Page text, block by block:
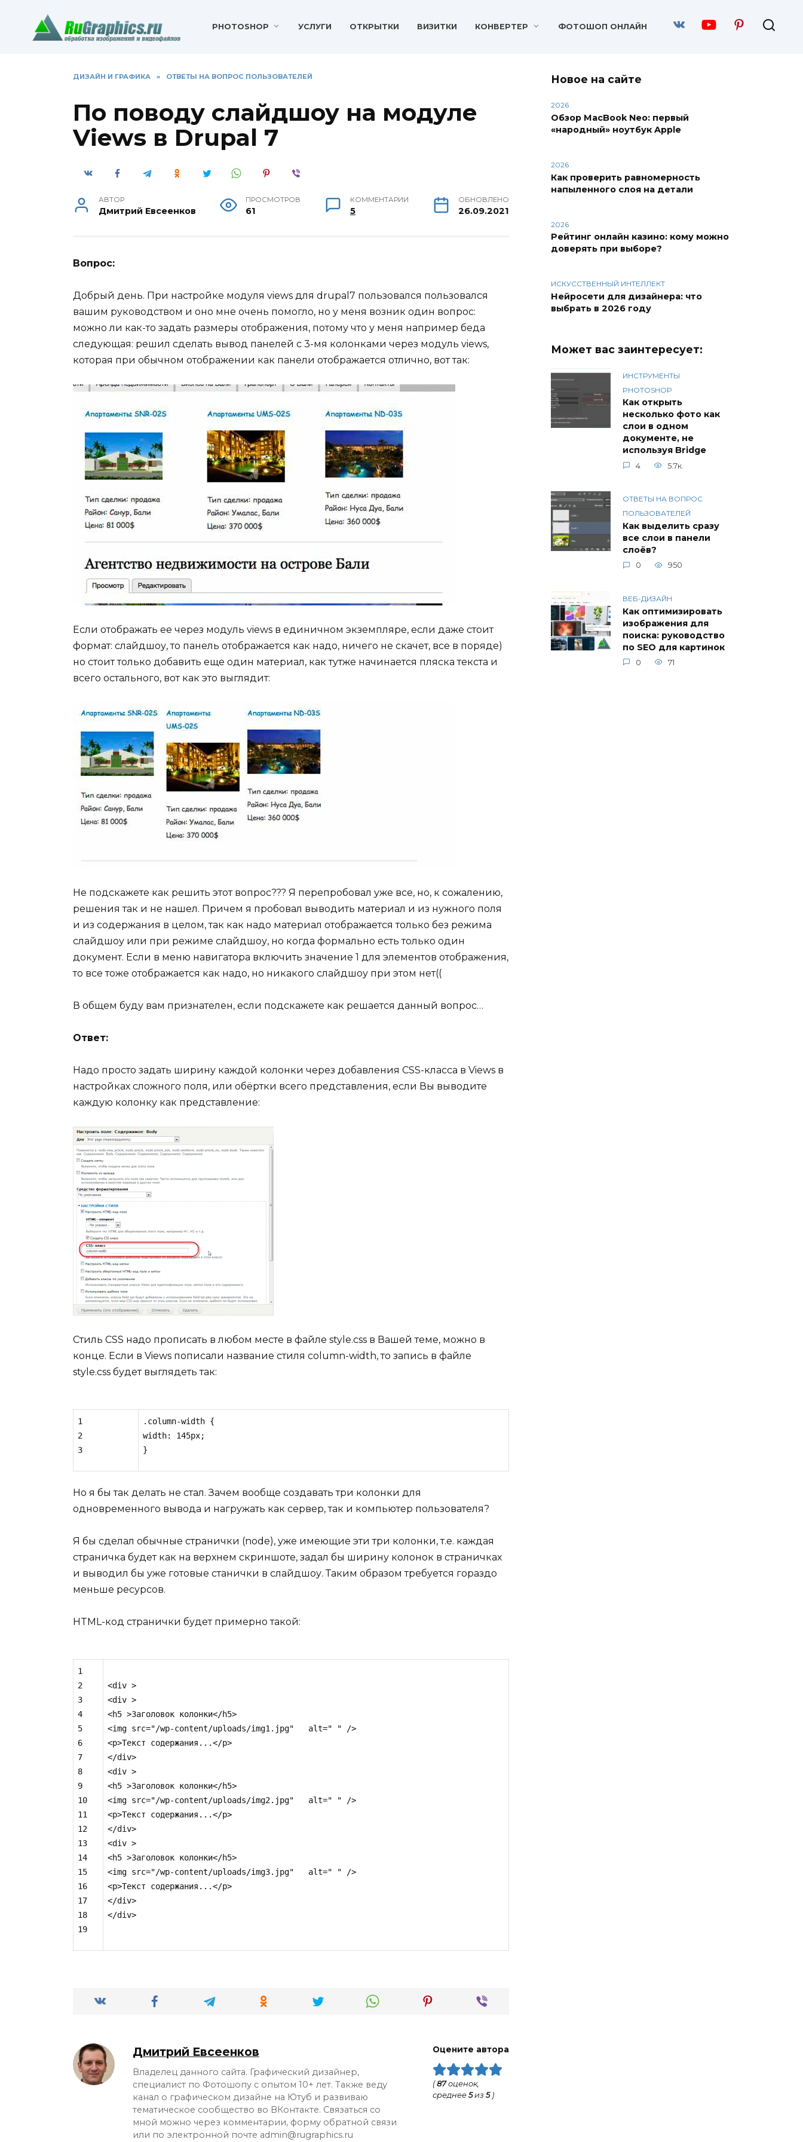
содержанию
PHOTOSHOP УСЛУГИ ОТКРЫТКИ ВИЗИТКИ КОНВЕРТЕР ФОТОШОП ОНЛАЙН
ДИЗАЙН И ГРАФИКА » ОТВЕТЫ НА ВОПРОС ПОЛЬЗОВАТЕЛЕЙ
По поводу слайдшоу на модуле
Views в Drupal 7
АВТОР
Дмитрий Евсеенков
ПРОСМОТРОВ
61
КОММЕНТАРИИ
5
ОБНОВЛЕНО
26.09.2021
Вопрос:
Добрый день. При настройке модуля views для drupal7 пользовался пользовался
вашим руководством и оно мне очень помогло, но у меня возник один вопрос:
можно ли как-то задать размеры отображения, потому что у меня например беда
следующая: решил сделать вывод панелей с 3-мя колонками через модуль views,
которая при обычном отображении как панели отображается отлично, вот так:
Если отображать ее через модуль views в единичном экземпляре, если даже стоит
формат: слайдшоу, то панель отображается как надо, ничего не скачет, все в поряде)
но стоит только добавить еще один материал, как тутже начинается пляска текста и
всего остального, вот как это выглядит:
Не подскажете как решить этот вопрос??? Я перепробовал уже все, но, к сожалению,
решения так и не нашел. Причем я пробовал выводить материал и из нужного поля
и из содержания в целом, так как надо материал отображается только без режима
слайдшоу или при режиме слайдшоу, но когда формально есть только один
документ. Если в меню навигатора включить значение 1 для элементов отображения,
то все тоже отображается как надо, но никакого слайдшоу при этом нет((
В общем буду вам признателен, если подскажете как решается данный вопрос…
Ответ:
Надо просто задать ширину каждой колонки через добавления CSS-класса в Views в
настройках сложного поля, или обёртки всего представления, если Вы выводите
каждую колонку как представление:
Стиль CSS надо прописать в любом месте в файле style.css в Вашей теме, можно в
конце. Если в Views пописали название стиля column-width, то запись в файле
style.css будет выглядеть так:
1
2
.column-width {
width: 145px;
}
Но я бы так делать не стал. Зачем вообще создавать три колонки для
одновременного вывода и нагружать как сервер, так и компьютер пользователя?
Я бы сделал обычные странички (node), уже имеющие эти три колонки, т.е. каждая
страничка будет как на верхнем скриншоте, задал бы ширину колонок в страничках
и выводил бы уже готовые станички в слайдшоу. Таким образом требуется гораздо
меньше ресурсов.
HTML-код странички будет примерно такой:
1
2
3
4
5
6
7
8
9
10
11
12
13
14
15
16
17
18
<div >
<div >
<h5 >Заголовок колонки</h5>
<img src="/wp-content/uploads/img1.jpg"   alt=" " />
<p>Текст содержания...</p>
</div>
<div >
<h5 >Заголовок колонки</h5>
<img src="/wp-content/uploads/img2.jpg"   alt=" " />
<p>Текст содержания...</p>
</div>
<div >
<h5 >Заголовок колонки</h5>
<img src="/wp-content/uploads/img3.jpg"   alt=" " />
<p>Текст содержания...</p>
</div>
</div>
Дмитрий Евсеенков
Владелец данного сайта. Графический дизайнер,
специалист по Фотошопу с опытом 10+ лет. Также веду
канал о графическом дизайне на Ютуб и развиваю
тематическое сообщество во ВКонтакте. Связаться со
мной можно через комментарии, форму обратной связи
или по электронной почте admin@rugraphics.ru
Оцените автора
(87оценок,
среднее 5из 5)
Новое на сайте
2026
Обзор MacBook Neo: первый
«народный» ноутбук Apple
2026
Как проверить равномерность
напыленного слоя на детали
2026
Рейтинг онлайн казино: кому можно
доверять при выборе?
ИСКУССТВЕННЫЙ ИНТЕЛЛЕКТ
Нейросети для дизайнера: что
выбрать в 2026 году
Может вас заинтересует:
ИНСТРУМЕНТЫ
PHOTOSHOP
Как открыть
несколько фото как
слои в одном
документе, не
используя Bridge
4 5.7к.
ОТВЕТЫ НА ВОПРОС
ПОЛЬЗОВАТЕЛЕЙ
Как выделить сразу
все слои в панели
слоёв?
0 950
ВЕБ-ДИЗАЙН
Как оптимизировать
изображения для
поиска: руководство
по SEO для картинок
0 71